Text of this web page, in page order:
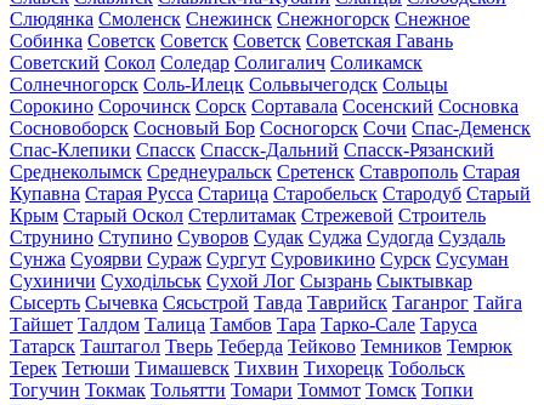
Слюдянка Смоленск Снежинск Снежногорск Снежное
Собинка Советск Советск Советск Советская Гавань
Советский Сокол Соледар Солигалич Соликамск
Солнечногорск Соль-Илецк Сольвычегодск Сольцы
Сорокино Сорочинск Сорск Сортавала Сосенский Сосновка
Сосновоборск Сосновый Бор Сосногорск Сочи Спас-Деменск
Спас-Клепики Спасск Спасск-Дальний Спасск-Рязанский
Среднеколымск Среднеуральск Сретенск Ставрополь Старая
Купавна Старая Русса Старица Старобельск Стародуб Старый
Крым Старый Оскол Стерлитамак Стрежевой Строитель
Струнино Ступино Суворов Судак Суджа Судогда Суздаль
Сунжа Суоярви Сураж Сургут Суровикино Сурск Сусуман
Сухиничи Суходільськ Сухой Лог Сызрань Сыктывкар
Сысерть Сычевка Сясьстрой Тавда Таврийск Таганрог Тайга
Тайшет Талдом Талица Тамбов Тара Тарко-Сале Таруса
Татарск Таштагол Тверь Теберда Тейково Темников Темрюк
Терек Тетюши Тимашевск Тихвин Тихорецк Тобольск
Тогучин Токмак Тольятти Томари Томмот Томск Топки